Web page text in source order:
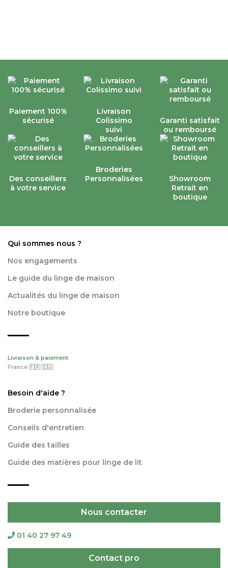
Paiement 100%
sécurisé
Livraison
Colissimo
suivi
Garanti satisfait
ou remboursé
Des conseillers
à votre service
Broderies
Personnalisées
Showroom
Retrait en
boutique
Qui sommes nous ?
Nos engagements
Le guide du linge de maison
Actualités du linge de maison
Notre boutique
Livraison & paiement
France 🇫🇷 🇪🇺
Besoin d'aide ?
Broderie personnalisée
Conseils d'entretien
Guide des tailles
Guide des matières pour linge de lit
Nous contacter
01 40 27 97 49
Contact pro